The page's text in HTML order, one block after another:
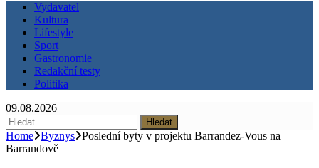
Vydavatel
Kultura
Lifestyle
Sport
Gastronomie
Redakční testy
Politika
09.08.2026
Vyhledávání
Home Byznys Poslední byty v projektu Barrandez-Vous na
Barrandově